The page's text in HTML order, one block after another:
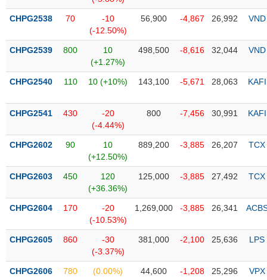
Trạng
cổ
Quy
thị
trường
Niêm
yết
Niêm
yết
Niêm
bổ
Hủy
CHPG2538 70
-10
(-12.50%)
56,900 -4,867 26,992 VND
CHPG2539 800
10
(+1.27%)
498,500 -8,616 32,044 VND
CHPG2540 110 10 (+10%) 143,100 -5,671 28,063 KAFI
CHPG2541 430
-20
(-4.44%)
800 -7,456 30,991 KAFI
CHPG2602 90
10
(+12.50%)
889,200 -3,885 26,207 TCX
CHPG2603 450
120
(+36.36%)
125,000 -3,885 27,492 TCX
CHPG2604 170
-20
(-10.53%)
1,269,000 -3,885 26,341
CHPG2605 860
-30
(-3.37%)
381,000 -2,100 25,636 LPS
CHPG2606 780 (0.00%) 44,600 -1,208 25,296 VPX
NGÀNH
NGHIỆP
CỔ
PHÁI
SINH
PHIẾU